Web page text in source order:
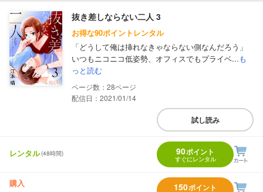
抜き差しならない二人 3
お得な90ポイントレンタル
「どうして俺は挿れなきゃならない側なんだろう」
いつもニコニコ低姿勢、オフィスでもプライベ...も
っと読む
28
配信日：2021/01/14
試し読み
レンタル(48時間) 90ポイント
すぐにレンタル
購入 150ポイント